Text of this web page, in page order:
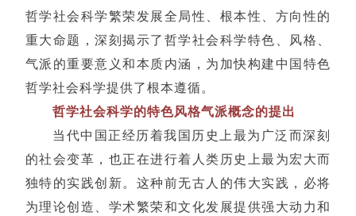
哲学社会科学繁荣发展全局性、根本性、方向性的
重大命题，深刻揭示了哲学社会科学特色、风格、
气派的重要意义和本质内涵，为加快构建中国特色
哲学社会科学提供了根本遵循。
哲学社会科学的特色风格气派概念的提出
当代中国正经历着我国历史上最为广泛而深刻
的社会变革，也正在进行着人类历史上最为宏大而
独特的实践创新。这种前无古人的伟大实践，必将
为理论创造、学术繁荣和文化发展提供强大动力和